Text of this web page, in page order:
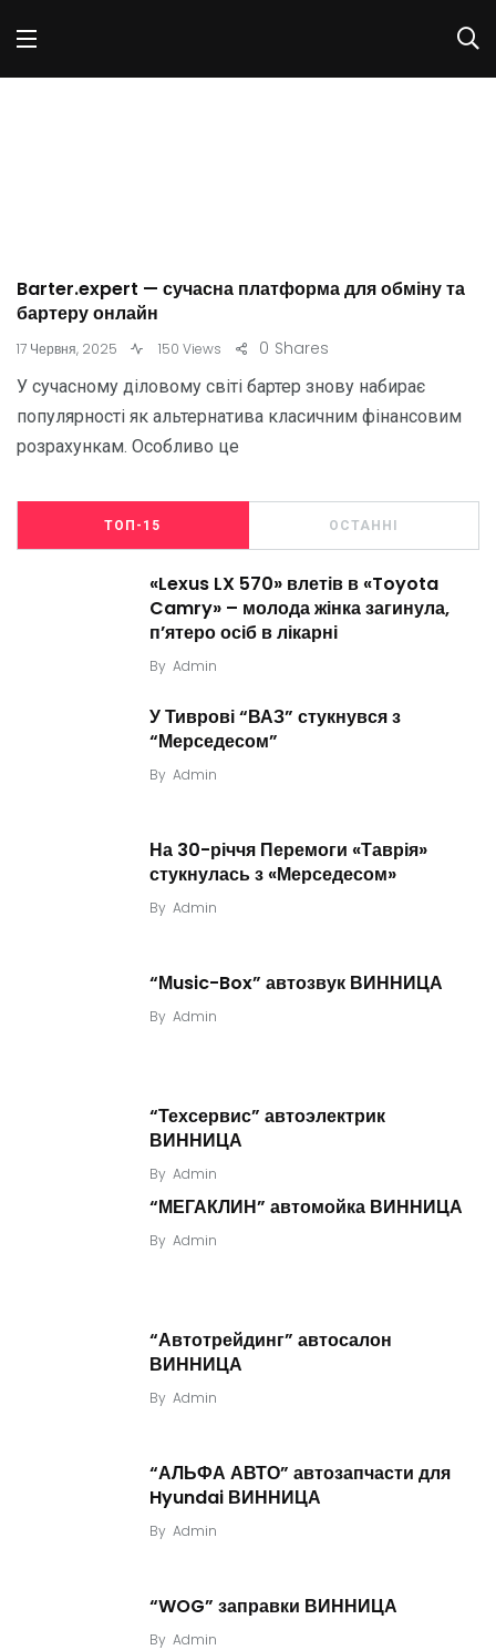
Barter.expert — сучасна платформа для обміну та
бартеру онлайн
17 Червня, 2025 150 Views Shares
0
У сучасному діловому світі бартер знову набирає
популярності як альтернатива класичним фінансовим
розрахункам. Особливо це
ТОП-15 ОСТАННІ
«Lexus LX 570» влетів в «Toyota
Camry» – молода жінка загинула,
п’ятеро осіб в лікарні
By Admin
У Тиврові “ВАЗ” стукнувся з
“Мерседесом”
By Admin
На 30-річчя Перемоги «Таврія»
стукнулась з «Мерседесом»
By Admin
“Мusic-Box” автозвук ВИННИЦА
By Admin
“Техсервис” автоэлектрик
ВИННИЦА
By Admin
“МЕГАКЛИН” автомойка ВИННИЦА
By Admin
“Автотрейдинг” автосалон
ВИННИЦА
By Admin
“АЛЬФА АВТО” автозапчасти для
Hyundai ВИННИЦА
By Admin
“WOG” заправки ВИННИЦА
By Admin